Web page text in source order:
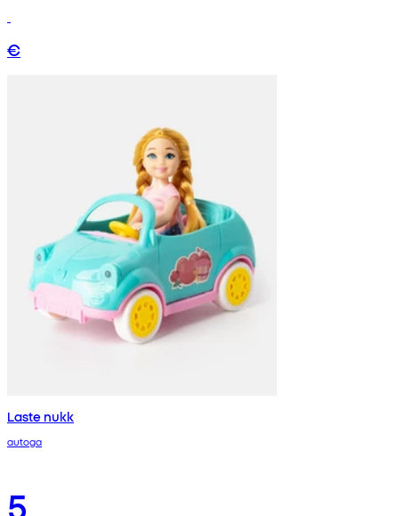
€
Laste nukk
autoga
5